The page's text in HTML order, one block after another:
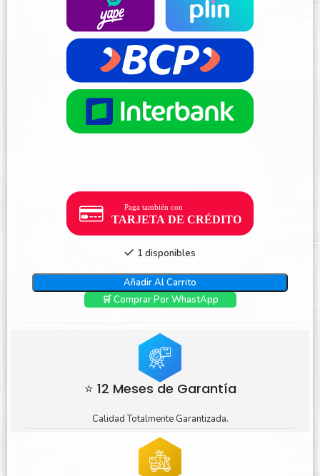
1 disponibles
Añadir Al Carrito
🛒 Comprar Por WhastApp
⭐ 12 Meses de Garantía
Calidad Totalmente Garantizada.